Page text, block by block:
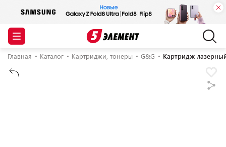
Главная Каталог Картриджи, тонеры G&G Картридж